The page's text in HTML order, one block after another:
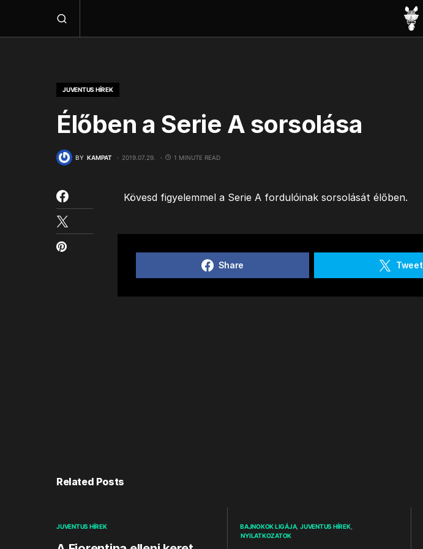
JUVENTUS HÍREK
Élőben a Serie A sorsolása
BY KAMPAT 2019.07.29. 1 MINUTE READ
Kövesd figyelemmel a Serie A fordulóinak sorsolását élőben.
Share Tweet
Related Posts
JUVENTUS HÍREK BAJNOKOK LIGÁJA JUVENTUS HÍREK
NYILATKOZATOK